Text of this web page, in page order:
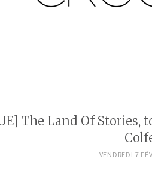
The Land Of Stories,
VENDREDI 7